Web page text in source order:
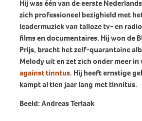
Hij was één van de eerste
zich professioneel bezighield met
leadermuziek van talloze tv- en
films en documentaires. Hij won de
Prijs, bracht het zelf-quarantaine
Melody uit en zet zich onder meer in
against tinntus. Hij heeft ernstige
kampt al tien jaar lang met tinnitus.
Beeld: Andreas Terlaak